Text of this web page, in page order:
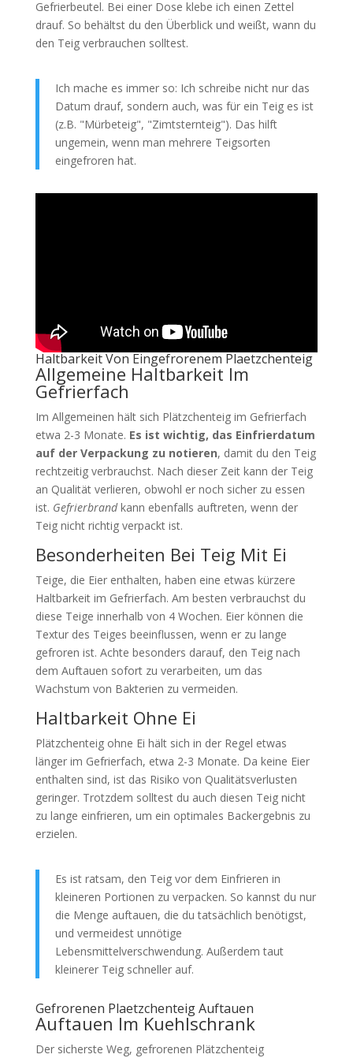
Gefrierbeutel. Bei einer Dose klebe ich einen Zettel
drauf. So behältst du den Überblick und weißt, wann du
den Teig verbrauchen solltest.
Ich mache es immer so: Ich schreibe nicht nur das
Datum drauf, sondern auch, was für ein Teig es ist
(z.B. "Mürbeteig", "Zimtsternteig"). Das hilft
ungemein, wenn man mehrere Teigsorten
eingefroren hat.
Haltbarkeit Von Eingefrorenem Plaetzchenteig
Allgemeine Haltbarkeit Im
Gefrierfach
Im Allgemeinen hält sich Plätzchenteig im Gefrierfach
etwa 2-3 Monate. Es ist wichtig, das Einfrierdatum
auf der Verpackung zu notieren, damit du den Teig
rechtzeitig verbrauchst. Nach dieser Zeit kann der Teig
an Qualität verlieren, obwohl er noch sicher zu essen
ist. Gefrierbrandkann ebenfalls auftreten, wenn der
Teig nicht richtig verpackt ist.
Besonderheiten Bei Teig Mit Ei
Teige, die Eier enthalten, haben eine etwas kürzere
Haltbarkeit im Gefrierfach. Am besten verbrauchst du
diese Teige innerhalb von 4 Wochen. Eier können die
Textur des Teiges beeinflussen, wenn er zu lange
gefroren ist. Achte besonders darauf, den Teig nach
dem Auftauen sofort zu verarbeiten, um das
Wachstum von Bakterien zu vermeiden.
Haltbarkeit Ohne Ei
Plätzchenteig ohne Ei hält sich in der Regel etwas
länger im Gefrierfach, etwa 2-3 Monate. Da keine Eier
enthalten sind, ist das Risiko von Qualitätsverlusten
geringer. Trotzdem solltest du auch diesen Teig nicht
zu lange einfrieren, um ein optimales Backergebnis zu
erzielen.
Es ist ratsam, den Teig vor dem Einfrieren in
kleineren Portionen zu verpacken. So kannst du nur
die Menge auftauen, die du tatsächlich benötigst,
und vermeidest unnötige
Lebensmittelverschwendung. Außerdem taut
kleinerer Teig schneller auf.
Gefrorenen Plaetzchenteig Auftauen
Auftauen Im Kuehlschrank
Der sicherste Weg, gefrorenen Plätzchenteig